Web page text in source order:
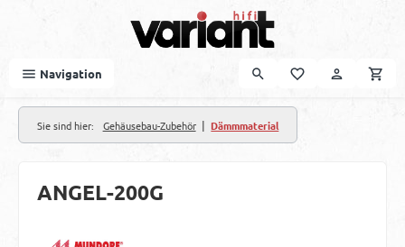
Navigation
Sie sind hier: Gehäusebau-Zubehör | Dämmmaterial
ANGEL-200G